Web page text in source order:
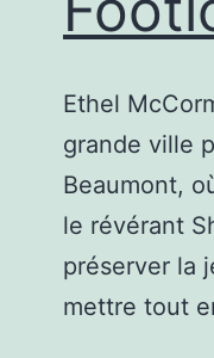
Ethel
grande ville
Beaumont,
le révérant
préserver la
mettre tout